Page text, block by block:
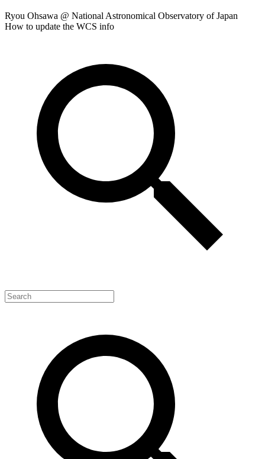
Ryou Ohsawa @ National Astronomical Observatory of Japan
How to update the WCS info